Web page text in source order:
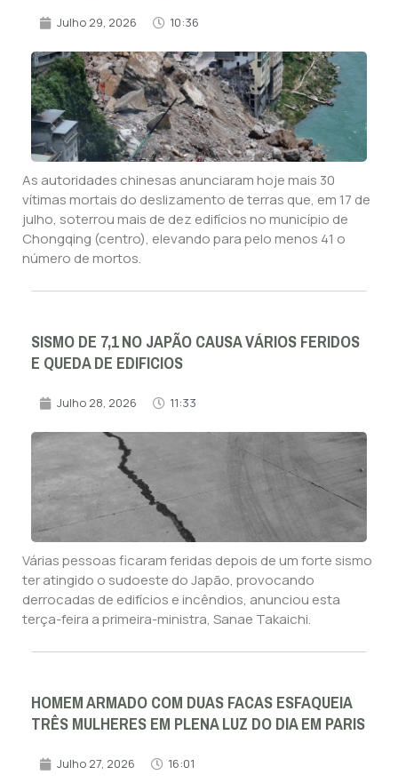
Julho 29, 2026 10:36
As autoridades chinesas anunciaram hoje mais 30
vítimas mortais do deslizamento de terras que, em 17 de
julho, soterrou mais de dez edifícios no município de
Chongqing (centro), elevando para pelo menos 41 o
número de mortos.
SISMO DE 7,1 NO JAPÃO CAUSA VÁRIOS FERIDOS
E QUEDA DE EDIFICIOS
Julho 28, 2026 11:33
Várias pessoas ficaram feridas depois de um forte sismo
ter atingido o sudoeste do Japão, provocando
derrocadas de edifícios e incêndios, anunciou esta
terça-feira a primeira-ministra, Sanae Takaichi.
HOMEM ARMADO COM DUAS FACAS ESFAQUEIA
TRÊS MULHERES EM PLENA LUZ DO DIA EM PARIS
Julho 27, 2026 16:01